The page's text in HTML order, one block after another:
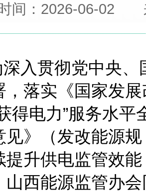
间：2026-06-02
深入贯彻党中央
，落实《国家发
得电力”服务水
见》（发改能源
提升供电监管效
山西能源监管办